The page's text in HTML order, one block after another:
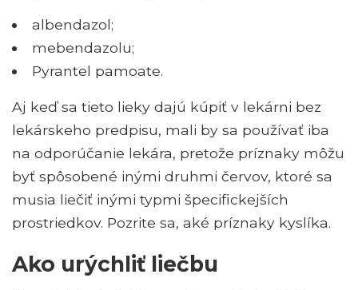
albendazol;
mebendazolu;
Pyrantel pamoate.
Aj keď sa tieto lieky dajú kúpiť v lekárni bez
lekárskeho predpisu, mali by sa používať iba
na odporúčanie lekára, pretože príznaky môžu
byť spôsobené inými druhmi červov, ktoré sa
musia liečiť inými typmi špecifickejších
prostriedkov. Pozrite sa, aké príznaky kyslíka.
Ako urýchliť liečbu